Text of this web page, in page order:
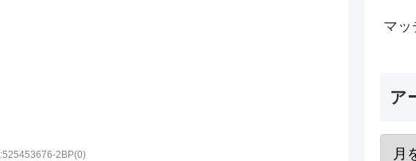
2BP(0)
マッ
ア